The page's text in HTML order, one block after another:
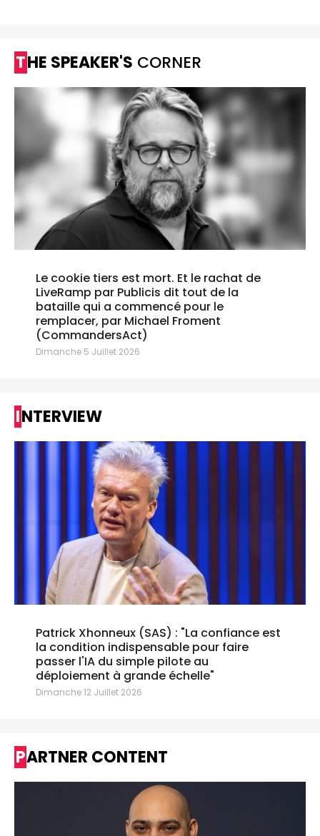
THE SPEAKER'S CORNER
Le cookie tiers est mort. Et le rachat de
LiveRamp par Publicis dit tout de la
bataille qui a commencé pour le
remplacer, par Michael Froment
(CommandersAct)
Dimanche 5 Juillet 2026
INTERVIEW
Patrick Xhonneux (SAS) : "La confiance est
la condition indispensable pour faire
passer l'IA du simple pilote au
déploiement à grande échelle"
Dimanche 12 Juillet 2026
PARTNER CONTENT